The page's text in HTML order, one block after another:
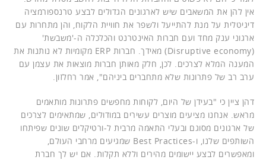
אין להן את המשאבים שיש לארגונים הגדולים לבצע טרנספורמציה
דיגיטלית על מנת להתייעל ולשפר את חוויית הלקוח, והן מתחרות עם
ארגוני ענק מחד ועם חברות האינטרנט והכלכלה ה-'משבשת'
(Disruptive economy) מאידך. חברות ERP מקומיות לא נותנות את
המענה המלא לצרכים. לכן, חלק מאותן חברות מוצאות את עצמן עם
ערב רב של פתרונות שלא מתחברים ביניהם", אמר רחלזון.
דהן ציין כי "בעידן של היום, לקוחות מחפשים פתרונות מותאמים
מראש. אנחנו מציעים מוצרים עשירים במודולים, שמתאימים לצרכים
של ארגונים מסוגם ובעלי התאמה מרבית ל-ורטיקלים שונים שפיתחו
השותפים שלנו, ו-Best Practices שמגיעים מרחבי העולם,
ומאפשרים לבצע יישומים מהירים וללא תקלות. אם יש לך חברת